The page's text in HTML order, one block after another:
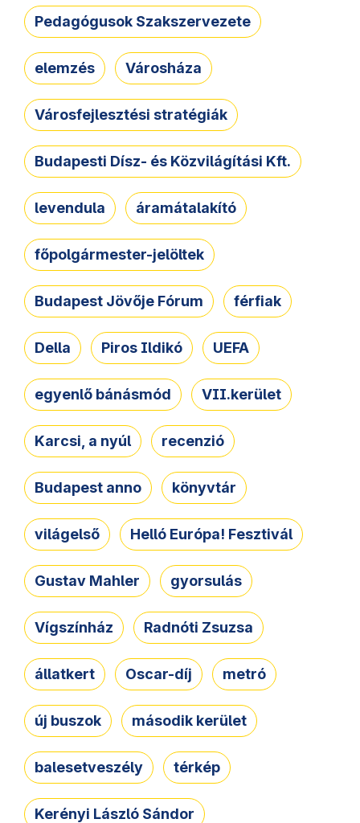
Pedagógusok Szakszervezete
elemzés Városháza
Városfejlesztési stratégiák
Budapesti Dísz- és Közvilágítási Kft.
levendula áramátalakító
főpolgármester-jelöltek
Budapest Jövője Fórum férfiak
Della Piros Ildikó UEFA
egyenlő bánásmód VII.kerület
Karcsi, a nyúl recenzió
Budapest anno könyvtár
világelső Helló Európa! Fesztivál
Gustav Mahler gyorsulás
Vígszínház Radnóti Zsuzsa
állatkert Oscar-díj metró
új buszok második kerület
balesetveszély térkép
Kerényi László Sándor